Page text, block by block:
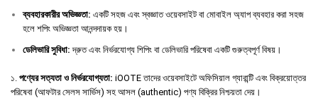
ব্যবহারকারীর অভিজ্ঞতা: একটি সহজ এবং স্বজ্ঞাত ওয়েবসাইট বা মোবাইল অ্যাপ ব্যবহার করা সহজ
হলে শপিং অভিজ্ঞতা আনন্দদায়ক হয়।
ডেলিভারি সুবিধা: দ্রুত এবং নির্ভরযোগ্য শিপিং বা ডেলিভারি পরিষেবা একটি গুরুত্বপূর্ণ বিষয়।
১. পণ্যের সত্যতা ও নির্ভরযোগ্যতা: iOOTE তাদের ওয়েবসাইটে অফিসিয়াল গ্যারান্টি এবং বিক্রয়োত্তর
পরিষেবা (আফটার সেলস সার্ভিস) সহ আসল (authentic) পণ্য বিক্রির নিশ্চয়তা দেয়।